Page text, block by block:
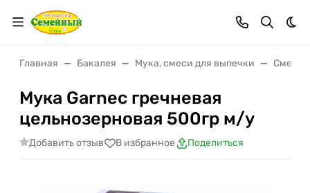
Главная Бакалея Мука, смеси для выпечки Смеси
Мука Garnec гречневая
цельнозерновая 500гр м/у
Добавить отзыв В избранное Поделиться